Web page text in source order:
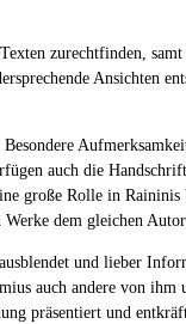
zurechtfinden,
Ansichten
Besondere
auch die
große Rolle in
dem gleichen
und lieber
auch andere von
präsentiert und